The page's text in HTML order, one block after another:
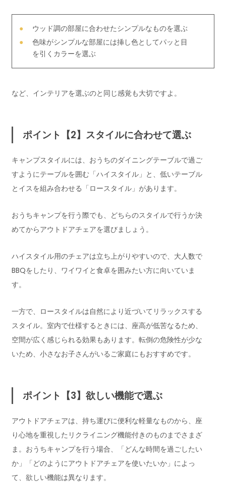
ウッド調の部屋に合わせたシンプルなものを選ぶ
色味がシンプルな部屋には挿し色としてパッと目
を引くカラーを選ぶ
など、インテリアを選ぶのと同じ感覚も大切ですよ。
ポイント【2】スタイルに合わせて選ぶ
キャンプスタイルには、おうちのダイニングテーブルで過ご
すようにテーブルを囲む「ハイスタイル」と、低いテーブル
とイスを組み合わせる「ロースタイル」があります。
おうちキャンプを行う際でも、どちらのスタイルで行うか決
めてからアウトドアチェアを選びましょう。
ハイスタイル用のチェアは立ち上がりやすいので、大人数で
BBQをしたり、ワイワイと食卓を囲みたい方に向いていま
す。
一方で、ロースタイルは自然により近づいてリラックスする
スタイル。室内で仕様するときには、座高が低苦なるため、
空間が広く感じられる効果もあります。転倒の危険性が少な
いため、小さなお子さんがいるご家庭にもおすすめです。
ポイント【3】欲しい機能で選ぶ
アウトドアチェアは、持ち運びに便利な軽量なものから、座
り心地を重視したリクライニング機能付きのものまでさまざ
ま。おうちキャンプを行う場合、「どんな時間を過ごしたい
か」「どのようにアウトドアチェアを使いたいか」によっ
て、欲しい機能は異なります。